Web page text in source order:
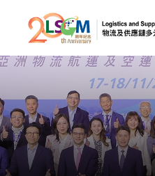
跳到内容（按
A